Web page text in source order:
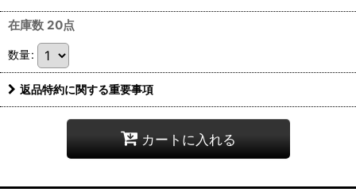
在庫数 20点
数量:
返品特約に関する重要事項
カートに入れる